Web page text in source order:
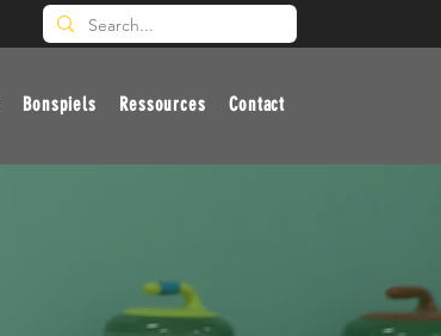
Bonspiels Ressources Contact